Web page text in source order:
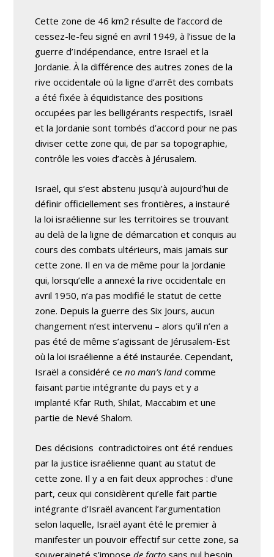
Cette zone de 46 km2 résulte de l’accord de
cessez-le-feu signé en avril 1949, à l’issue de la
guerre d’Indépendance, entre Israël et la
Jordanie. À la différence des autres zones de la
rive occidentale où la ligne d’arrêt des combats
a été fixée à équidistance des positions
occupées par les belligérants respectifs, Israël
et la Jordanie sont tombés d’accord pour ne pas
diviser cette zone qui, de par sa topographie,
contrôle les voies d’accès à Jérusalem.
Israël, qui s’est abstenu jusqu’à aujourd’hui de
définir officiellement ses frontières, a instauré
la loi israélienne sur les territoires se trouvant
au delà de la ligne de démarcation et conquis au
cours des combats ultérieurs, mais jamais sur
cette zone. Il en va de même pour la Jordanie
qui, lorsqu’elle a annexé la rive occidentale en
avril 1950, n’a pas modifié le statut de cette
zone. Depuis la guerre des Six Jours, aucun
changement n’est intervenu – alors qu’il n’en a
pas été de même s’agissant de Jérusalem-Est
où la loi israélienne a été instaurée. Cependant,
Israël a considéré ceno man’s land comme
faisant partie intégrante du pays et y a
implanté Kfar Ruth, Shilat, Maccabim et une
partie de Nevé Shalom.
Des décisions contradictoires ont été rendues
par la justice israélienne quant au statut de
cette zone. Il y a en fait deux approches : d’une
part, ceux qui considèrent qu’elle fait partie
intégrante d’Israël avancent l’argumentation
selon laquelle, Israël ayant été le premier à
manifester un pouvoir effectif sur cette zone, sa